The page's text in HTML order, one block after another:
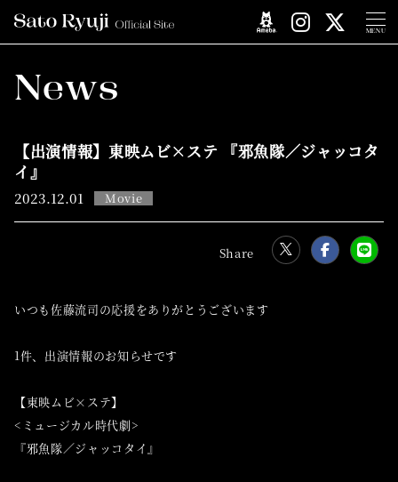
MENU
News
【出演情報】東映ムビ×ステ 『邪魚隊／ジャッコタ
イ』
2023.12.01 Movie
いつも佐藤流司の応援をありがとうございます
1件、出演情報のお知らせです
【東映ムビ×ステ】
<ミュージカル時代劇>
『邪魚隊／ジャッコタイ』